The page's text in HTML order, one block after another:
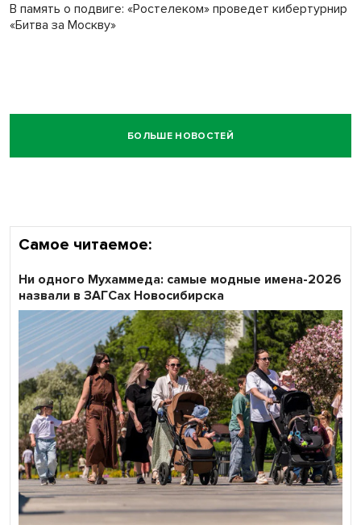
В память о подвиге: «Ростелеком» проведет кибертурнир
«Битва за Москву»
БОЛЬШЕ НОВОСТЕЙ
Самое читаемое:
Ни одного Мухаммеда: самые модные имена-2026
назвали в ЗАГСах Новосибирска